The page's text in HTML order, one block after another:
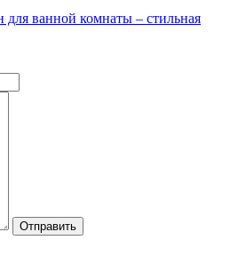
для ванной комнаты – стильная